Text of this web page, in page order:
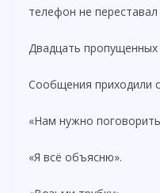
телефон не
Двадцать
Сообщения приходили
«Нам нужно
«Я всё объясню».